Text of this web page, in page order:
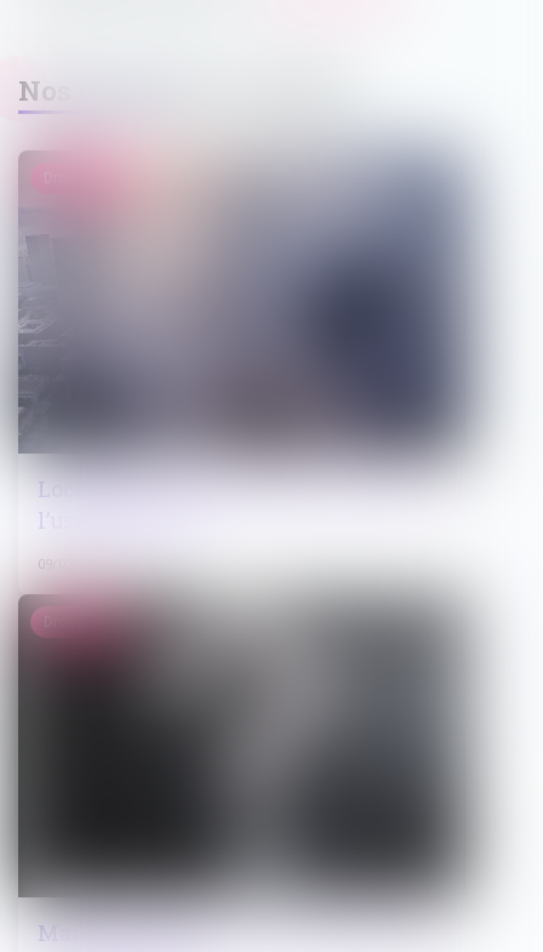
Nos dernières actualités
Locations de courtes durées : preuve de
l’usage du local
09/02/2024
Marchés publics : vers (encore) moins
Droit public